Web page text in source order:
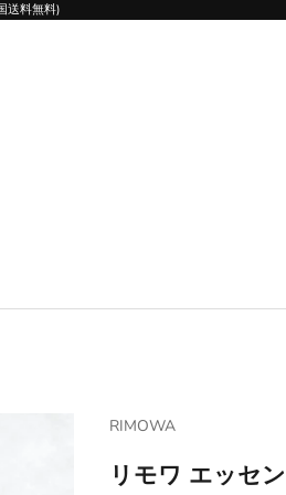
送料無料)
ーツケースマニア
RIMOWA
リモワ エッセ